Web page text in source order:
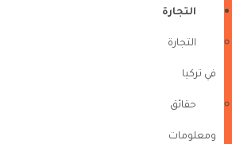
التجارة
التجارة
في تركيا
حقائق
ومعلومات